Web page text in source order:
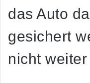
das Auto
gesichert
nicht